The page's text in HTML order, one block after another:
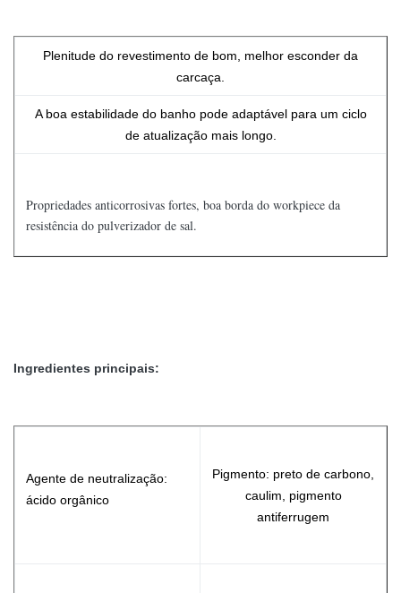
Plenitude do revestimento de bom, melhor esconder da
carcaça.
A boa estabilidade do banho pode adaptável para um ciclo
de atualização mais longo.
Propriedades anticorrosivas fortes, boa borda do workpiece da
resistência do pulverizador de sal.
Ingredientes principais:
Agente de neutralização:
ácido orgânico
Pigmento: preto de carbono,
caulim, pigmento
antiferrugem